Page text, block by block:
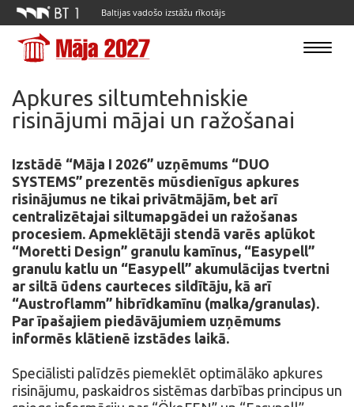
Baltijas vadošo izstāžu rīkotājs
Toggle
Apkures siltumtehniskie
risinājumi mājai un ražošanai
Izstādē “Māja I 2026” uzņēmums “DUO
SYSTEMS” prezentēs mūsdienīgus apkures
risinājumus ne tikai privātmājām, bet arī
centralizētajai siltumapgādei un ražošanas
procesiem. Apmeklētāji stendā varēs aplūkot
“Moretti Design” granulu kamīnus, “Easypell”
granulu katlu un “Easypell” akumulācijas tvertni
ar siltā ūdens caurteces sildītāju, kā arī
“Austroflamm” hibrīdkamīnu (malka/granulas).
Par īpašajiem piedāvājumiem uzņēmums
informēs klātienē izstādes laikā.
Speciālisti palīdzēs piemeklēt optimālāko apkures
risinājumu, paskaidros sistēmas darbības principus un